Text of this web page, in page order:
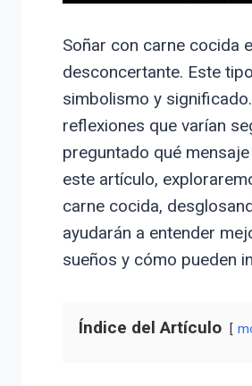
Soñar con carne cocida
desconcertante. Este
simbolismo y
reflexiones que varían
preguntado qué
este artículo,
carne cocida,
ayudarán a entender
sueños y cómo pueden
Índice del Artículo